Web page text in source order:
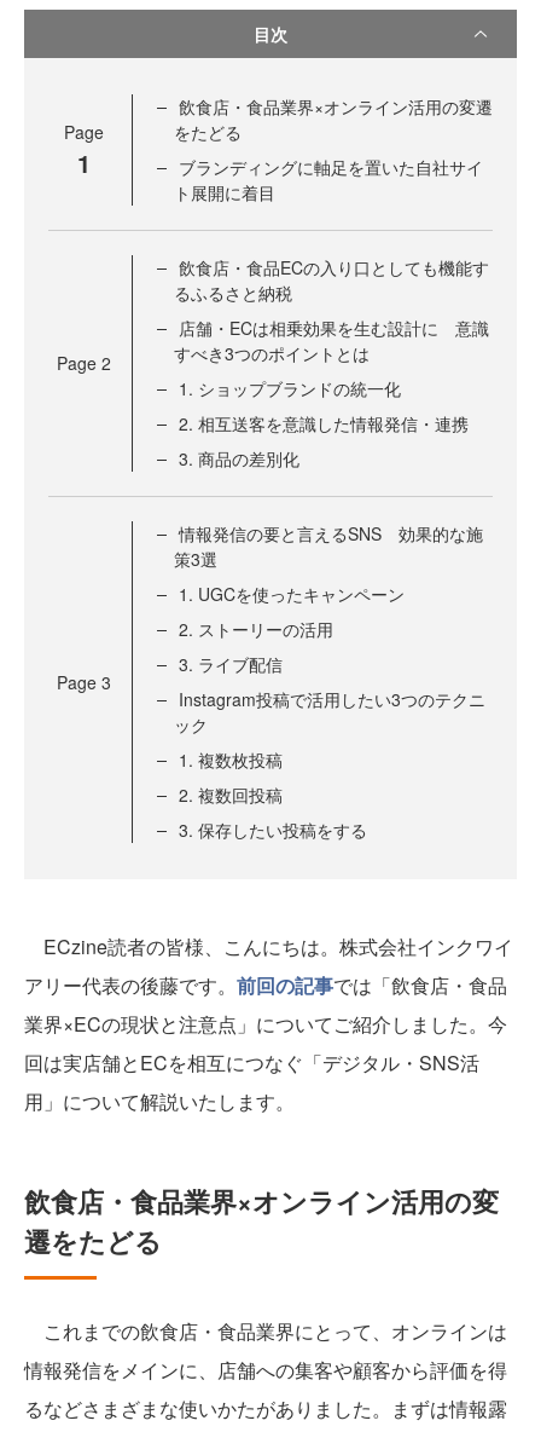
目次
Page
1
飲食店・食品業界×オンライン活用の変遷
をたどる
ブランディングに軸足を置いた自社サイ
ト展開に着目
Page 2
飲食店・食品ECの入り口としても機能す
るふるさと納税
店舗・ECは相乗効果を生む設計に 意識
すべき3つのポイントとは
1. ショップブランドの統一化
2. 相互送客を意識した情報発信・連携
3. 商品の差別化
Page 3
情報発信の要と言えるSNS 効果的な施
策3選
1. UGCを使ったキャンペーン
2. ストーリーの活用
3. ライブ配信
Instagram投稿で活用したい3つのテクニ
ック
1. 複数枚投稿
2. 複数回投稿
3. 保存したい投稿をする
ECzine読者の皆様、こんにちは。株式会社インクワイ
アリー代表の後藤です。 前回の記事では「飲食店・食品
業界×ECの現状と注意点」についてご紹介しました。今
回は実店舗とECを相互につなぐ「デジタル・SNS活
用」について解説いたします。
飲食店・食品業界×オンライン活用の変
遷をたどる
これまでの飲食店・食品業界にとって、オンラインは
情報発信をメインに、店舗への集客や顧客から評価を得
るなどさまざまな使いかたがありました。まずは情報露